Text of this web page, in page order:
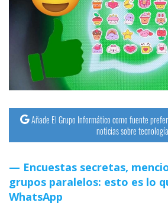
Operadores
Trucos
y
Tutoriales
Ciberseguridad
Sistemas
operativos
Añade El Grupo Informático como fuente
noticias sobre tecnología
Encuestas secretas,
grupos paralelos: esto es lo
WhatsApp